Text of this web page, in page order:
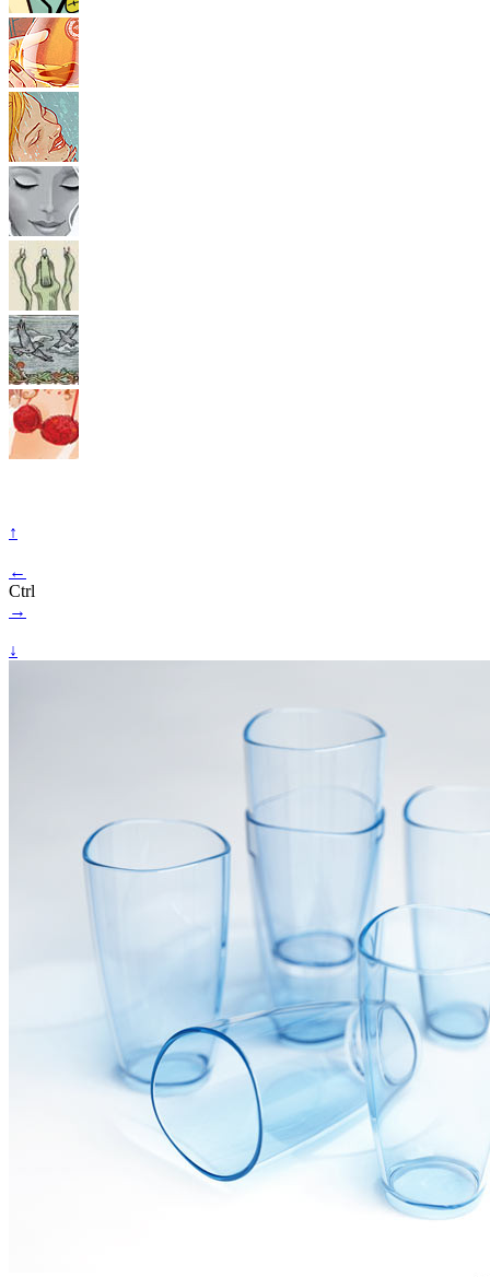
↑
←
Ctrl
→
↓